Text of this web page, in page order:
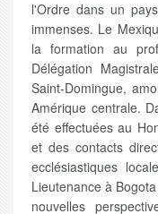
l'Ordre dans un
immenses. Le
la formation au
Délégation
Saint-Domingue,
Amérique centrale.
été effectuées au
et des contacts
ecclésiastiques
Lieutenance à
nouvelles